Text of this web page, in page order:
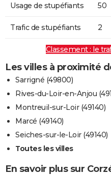
Usage de stupéfiants 50
Trafic de stupéfiants 2
Classement : le
Les villes à proximité
Sarrigné (49800)
Rives-du-Loir-en-Anjou
Montreuil-sur-Loir (49140)
Marcé (49140)
Seiches-sur-le-Loir (49140)
Toutes les villes
En savoir plus sur